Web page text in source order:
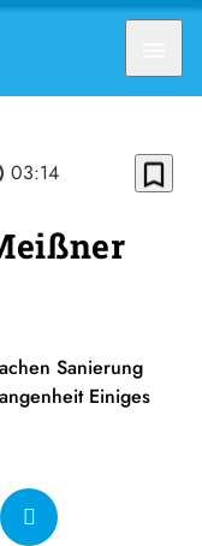
03:14 bookmark_border
Sanierung
Einiges